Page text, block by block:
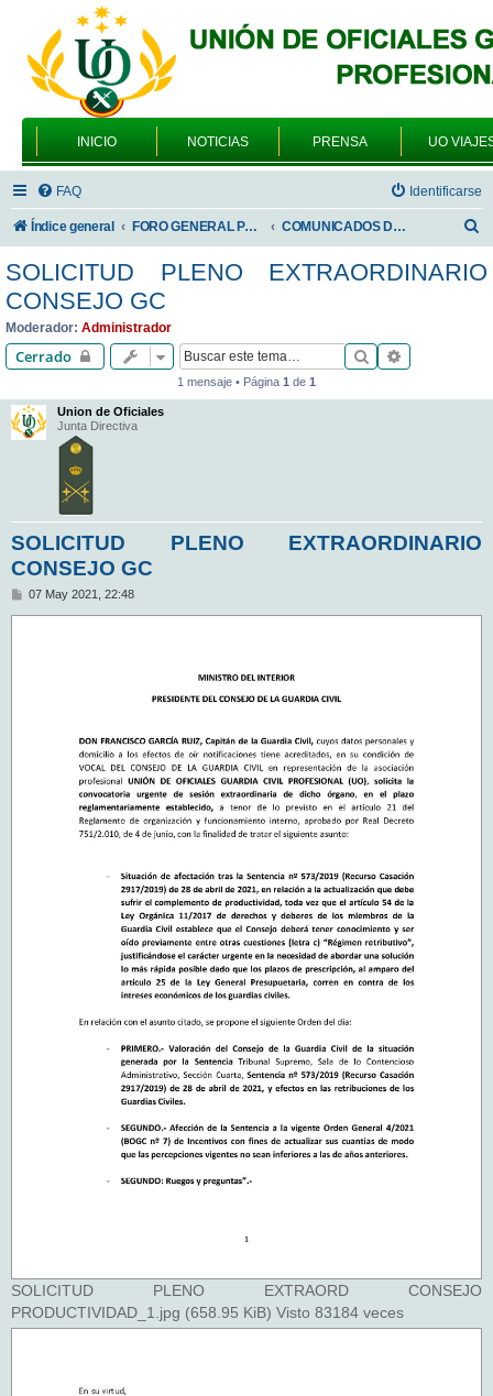
INICIO NOTICIAS PRENSA UO
FAQ Identificarse
Índice general FORO GENERAL PARA TODOS LOS USUARIOS COMUNICADOS DE LA UNIÓN DE OFICIALES
s
SOLICITUD PLENO EXTRAORDINARIO
CONSEJO GC
Moderador: Administrador
Cerrado Buscar
1 mensaje • Página 1 de 1
Union de Oficiales
Junta Directiva
SOLICITUD PLENO EXTRAORDINARIO
CONSEJO GC
M
07 May 2021, 22:48
SOLICITUD PLENO EXTRAORD CONSEJO
PRODUCTIVIDAD_1.jpg (658.95 KiB) Visto 83184 veces